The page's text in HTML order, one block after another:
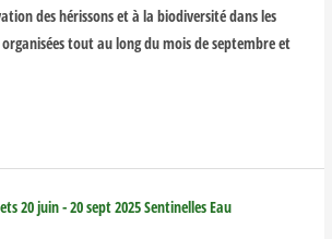
des hérissons et à la biodiversité dans les
tout au long du mois de septembre et